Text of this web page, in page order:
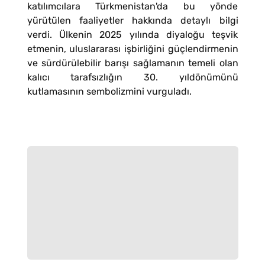
katılımcılara Türkmenistan'da bu yönde
yürütülen faaliyetler hakkında detaylı bilgi
verdi. Ülkenin 2025 yılında diyaloğu teşvik
etmenin, uluslararası işbirliğini güçlendirmenin
ve sürdürülebilir barışı sağlamanın temeli olan
kalıcı tarafsızlığın 30. yıldönümünü
kutlamasının sembolizmini vurguladı.